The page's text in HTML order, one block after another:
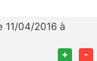
11/04/2016 à
+ -